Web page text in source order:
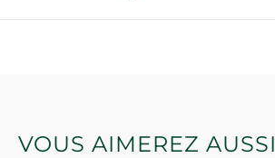
VOUS AIMEREZ AUSSI